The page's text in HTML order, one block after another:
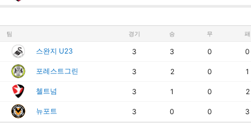
팀 경기 승 무 패
스완지 U23 3 3 0 0
포레스트그린 3 2 0 1
첼트넘 3 1 0 2
뉴포트 3 0 0 3